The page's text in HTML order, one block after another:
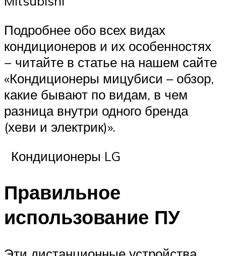
Подробнее обо всех видах
кондиционеров и их особенностях
− читайте в статье на нашем сайте
«Кондиционеры мицубиси – обзор,
какие бывают по видам, в чем
разница внутри одного бренда
(хеви и электрик)».
Кондиционеры LG
Правильное
использование ПУ